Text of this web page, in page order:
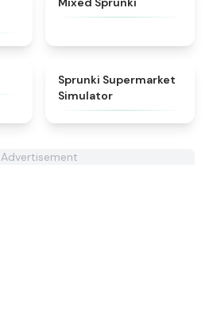
★ 4.8
Sprunki Supermarket
Simulator
Advertisement